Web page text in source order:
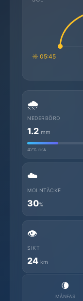
☼ 05:45
🌧️
NEDERBÖRD
1.2 mm
42% risk
☁️
MOLNTÄCKE
30%
👁️
SIKT
24 km
🌘
MÅNFAS